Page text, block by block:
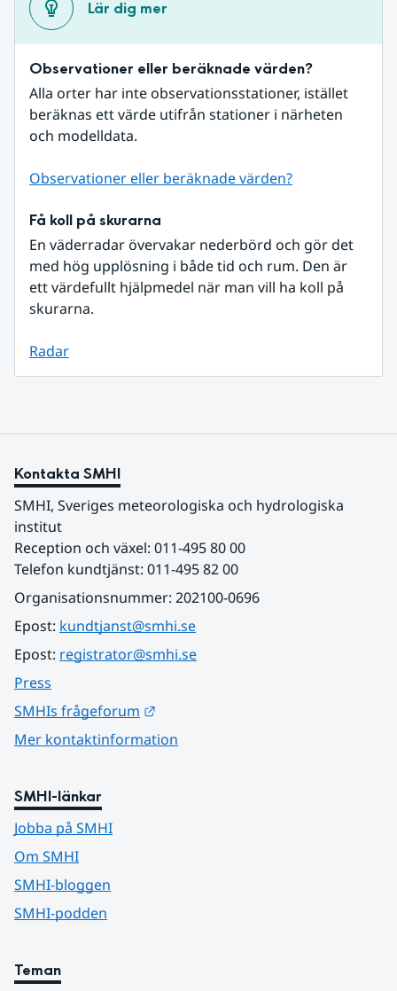
Lär dig mer
Observationer eller beräknade värden?
Alla orter har inte observationsstationer, istället
beräknas ett värde utifrån stationer i närheten
och modelldata.
Observationer eller beräknade värden?
Få koll på skurarna
En väderradar övervakar nederbörd och gör det
med hög upplösning i både tid och rum. Den är
ett värdefullt hjälpmedel när man vill ha koll på
skurarna.
Radar
Kontakta SMHI
SMHI, Sveriges meteorologiska och hydrologiska
institut
Reception och växel: 011-495 80 00
Telefon kundtjänst: 011-495 82 00
Organisationsnummer: 202100-0696
Epost: kundtjanst@smhi.se
Epost: registrator@smhi.se
Press
SMHIs frågeforum
Mer kontaktinformation
SMHI-länkar
Jobba på SMHI
Om SMHI
SMHI-bloggen
SMHI-podden
Teman